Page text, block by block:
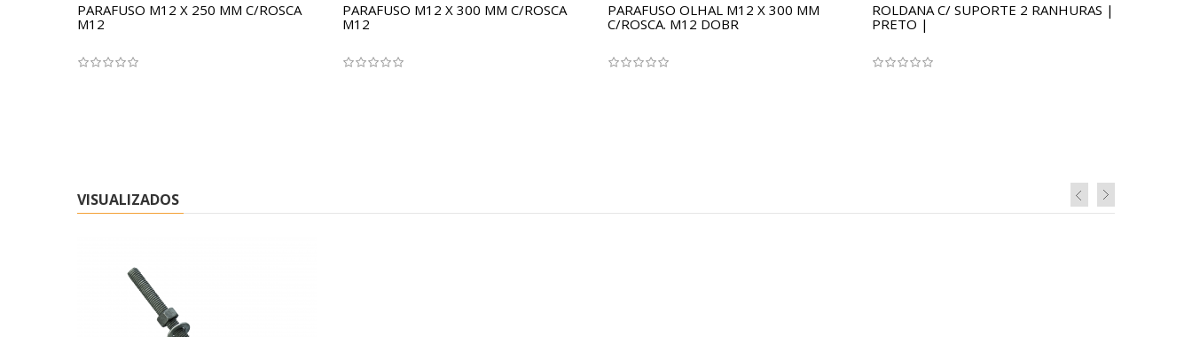
PARAFUSO M12 X 250 MM C/ROSCA
M12
PARAFUSO M12 X 300 MM C/ROSCA
M12
PARAFUSO OLHAL M12 X 300 MM
C/ROSCA. M12 DOBR
ROLDANA C/ SUPORTE 2 RANHURAS |
PRETO |
VISUALIZADOS